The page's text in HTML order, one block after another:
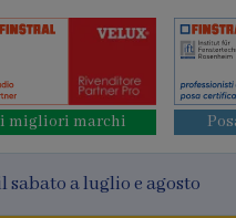
migliori marchi
sabato a luglio e agosto